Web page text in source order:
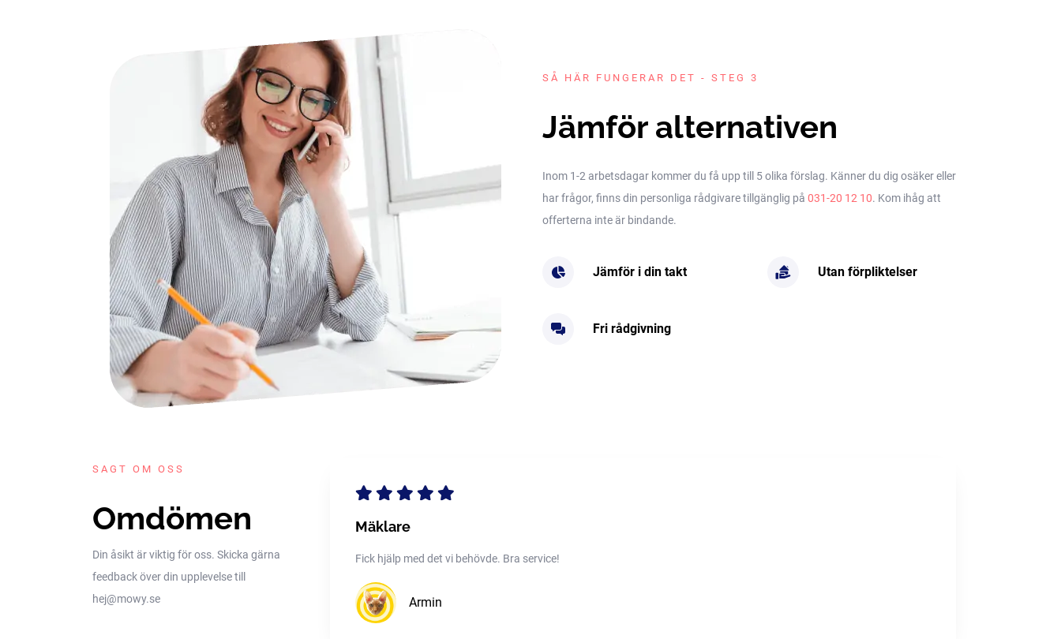
SÅ HÄR FUNGERAR DET - STEG 3
Jämför alternativen
Inom 1-2 arbetsdagar kommer du få upp till 5 olika förslag. Känner du dig osäker eller
har frågor, finns din personliga rådgivare tillgänglig på 031-20 12 10. Kom ihåg att
offerterna inte är bindande.
Jämför i din takt Utan förpliktelser
Fri rådgivning
SAGT OM OSS
Omdömen
Din åsikt är viktig för oss. Skicka gärna
feedback över din upplevelse till
hej@mowy.se
Mäklare
Fick hjälp med det vi behövde. Bra service!
Armin